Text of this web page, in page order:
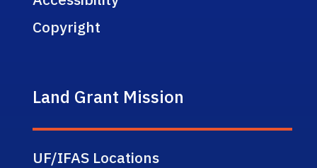
Copyright
Land Grant Mission
UF/IFAS Locations